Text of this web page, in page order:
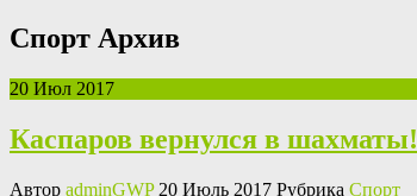
Спорт Архив
20 Июл 2017
Каспаров вернулся в шахматы!
Автор adminGWP20 Июль 2017 Рубрика Спорт